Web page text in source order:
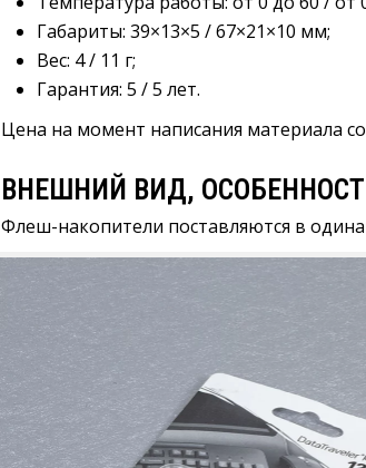
Габариты: 39×13×5 / 67×21×10 мм;
Вес: 4 / 11 г;
Гарантия: 5 / 5 лет.
Цена на момент написания материала
ВНЕШНИЙ ВИД,
Флеш-накопители поставляются в